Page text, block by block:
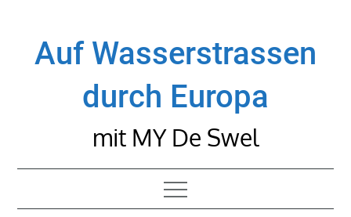
contentAuf Wasserstrassen
durch Europa
mit MY De Swel